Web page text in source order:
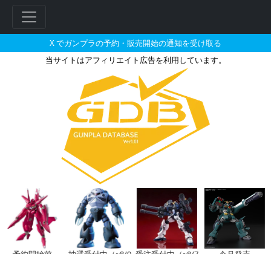
X でガンプラの予約・販売開始の通知を受け取る
当サイトはアフィリエイト広告を利用しています。
M.S.G モデリングサポートグッ
索